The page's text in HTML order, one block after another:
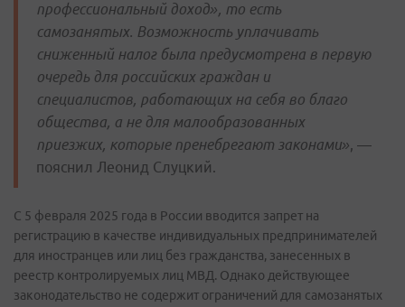
профессиональный доход», то есть
самозанятых. Возможность уплачивать
сниженный налог была предусмотрена в первую
очередь для российских граждан и
специалистов, работающих на себя во благо
общества, а не для малообразованных
приезжих, которые пренебрегают законами», —
пояснил Леонид Слуцкий.
С 5 февраля 2025 года в России вводится запрет на
регистрацию в качестве индивидуальных предпринимателей
для иностранцев или лиц без гражданства, занесенных в
реестр контролируемых лиц МВД. Однако действующее
законодательство не содержит ограничений для самозанятых